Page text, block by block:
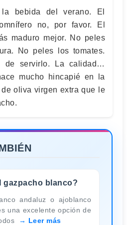
bebida del verano. El
no, por favor. El
maduro mejor. No peles
No peles los tomates.
de servirlo. La calidad…
mucho hincapié en la
oliva virgen extra que le
gazpacho blanco?
andaluz o ajoblanco
una excelente opción de
Leer más